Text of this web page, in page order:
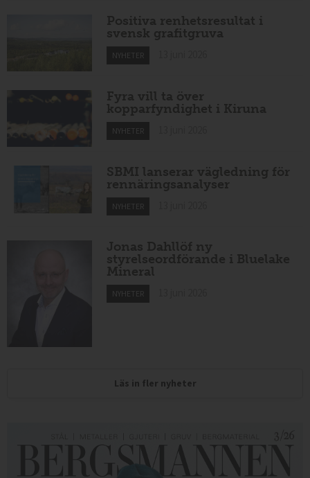
Positiva renhetsresultat i
svensk grafitgruva
NYHETER
Fyra vill ta över
kopparfyndighet i Kiruna
NYHETER
SBMI lanserar vägledning för
rennäringsanalyser
NYHETER
Jonas Dahllöf ny
styrelseordförande i Bluelake
Mineral
NYHETER
Läs in fler nyheter